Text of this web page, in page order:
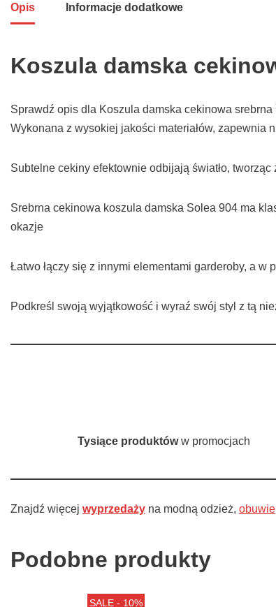
Opis Informacje dodatkowe
Koszula damska
Sprawdź opis dla Koszula damska cekinowa
Wykonana z wysokiej jakości materiałów, zapewnia
Subtelne cekiny efektownie odbijają światło,
Srebrna cekinowa koszula damska Solea 904 ma
okazje
Łatwo łączy się z innymi elementami garderoby, a
Podkreśl swoją wyjątkowość i wyraź swój styl z tą
Tysiące produktóww promocjach
Znajdź więcej wyprzedaży na modną odzież, obuwie
Podobne produkty
SALE - 10%